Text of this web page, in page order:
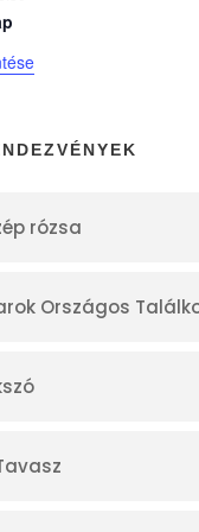
rózsa
Országos